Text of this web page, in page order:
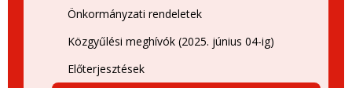
Önkormányzati rendeletek
Közgyűlési meghívók (2025. június 04-ig)
Előterjesztések